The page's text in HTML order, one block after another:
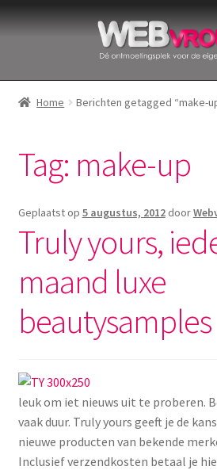
Ga
Ga
Home
Intiemverzorging
Menstruatiedisks
Menstruatiecups
Menstruatieondergoed
Menstruatiepijn
Menstruatiesponsjes
Seksualiteit
Tampons
Home Berichten getagged “make-
Tag: make-up
Geplaatst op 5 augustus, 2012 door
Truly yours,
maand luxe
beautysamples
leuk om iet nieuws uit te proberen.
vaak duur. Truly yours geeft je de
nieuwe producten van bekende
Inclusief verzendkosten betaal je